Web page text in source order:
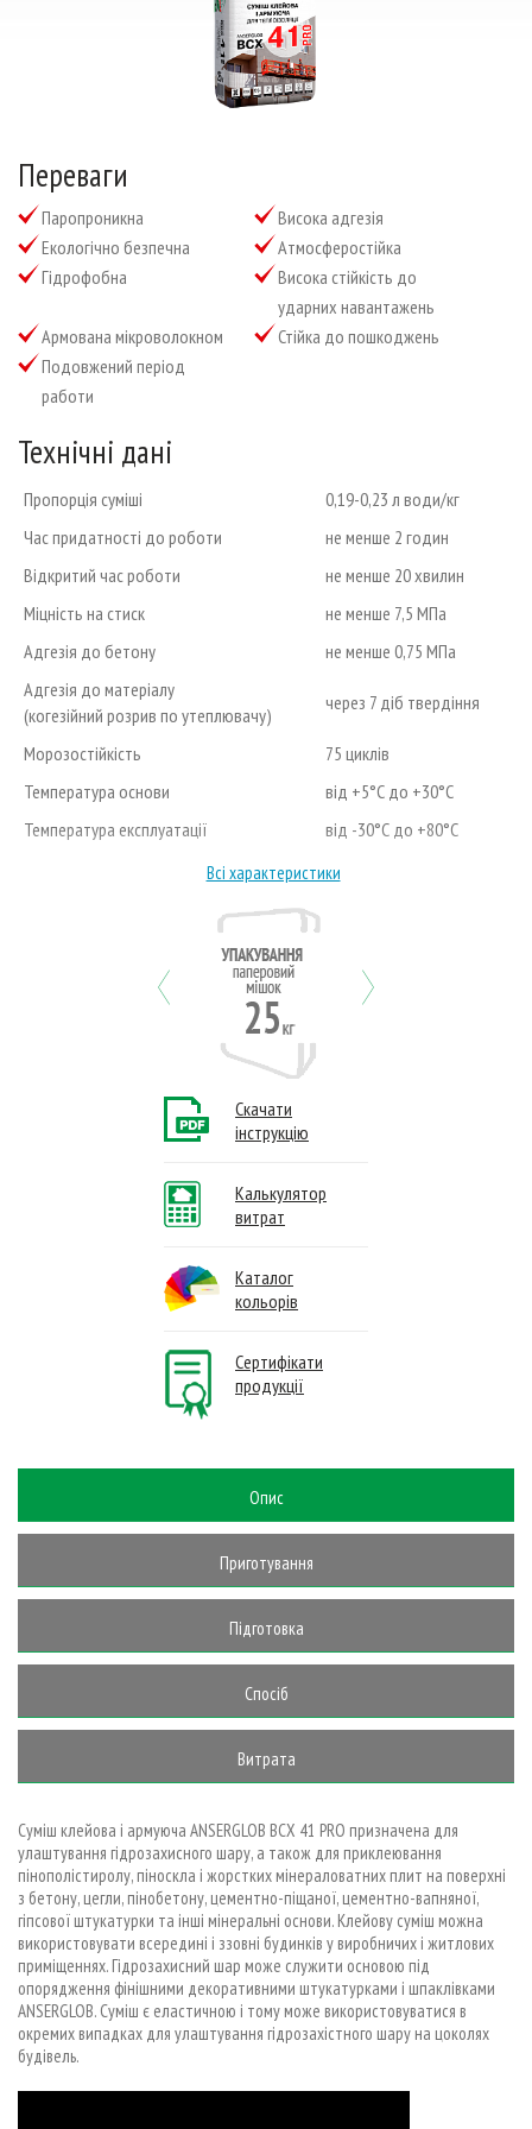
Тел./факс: (0552) 41-93-00; 41-93-23
admin@anserglob.com.ua
Переваги
паропроникна
висока адгезія
екологічно безпечна
атмосферостійка
гідрофобна
висока стійкість до
ударних навантажень
армована мікроволокном
стійка до пошкоджень
подовжений період
работи
Технічні дані
Пропорція суміші
0,19-0,23 л води/кг
Час придатності до роботи
не менше 2 годин
Відкритий час роботи
не менше 20 хвилин
Міцність на стиск
не менше 7,5 МПа
Адгезія до бетону
не менше 0,75 МПа
Адгезія до матеріалу
(когезійний розрив по утеплювачу)
через 7 діб твердіння
Морозостійкість
75 циклів
Температура основи
від +5°С до +30°С
Температура експлуатації
від -30°С до +80°С
Всі характеристики
Previous Next
Скачати
інструкцію
Калькулятор
витрат
Каталог
кольорів
Сертифікати
продукції
Опис
Приготування
суміші
Підготовка
основи
Спосіб
застосування
Витрата
Суміш клейова і армуюча ANSERGLOB ВСХ 41 PRO призначена для
улаштування гідрозахисного шару, а також для приклеювання
пінополістиролу, піноскла і жорстких мінераловатних плит на поверхні
з бетону, цегли, пінобетону, цементно-піщаної, цементно-вапняної,
гіпсової штукатурки та інші мінеральні основи. Клейову суміш можна
використовувати всередині і ззовні будинків у виробничих і житлових
приміщеннях. Гідрозахисний шар може служити основою під
опорядження фінішними декоративними штукатурками і шпаклівками
ANSERGLOB. Суміш є еластичною і тому може використовуватися в
окремих випадках для улаштування гідрозахістного шару на цоколях
будівель.